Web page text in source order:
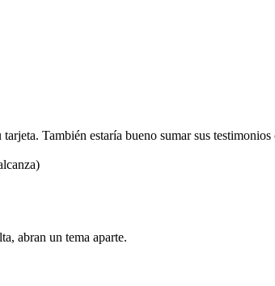
También estaría bueno sumar sus
abran un tema aparte.